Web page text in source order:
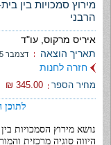
מירוץ סמכויות בין
הרבני
איריס מרקוס, עו"ד
תאריך הוצאה
דצמבר 2025
חזרה לחנות
מחיר הספר 345.00 ₪
לתוכן
נושא מירוץ הסמכויות
היווה סוגיה מרכזית